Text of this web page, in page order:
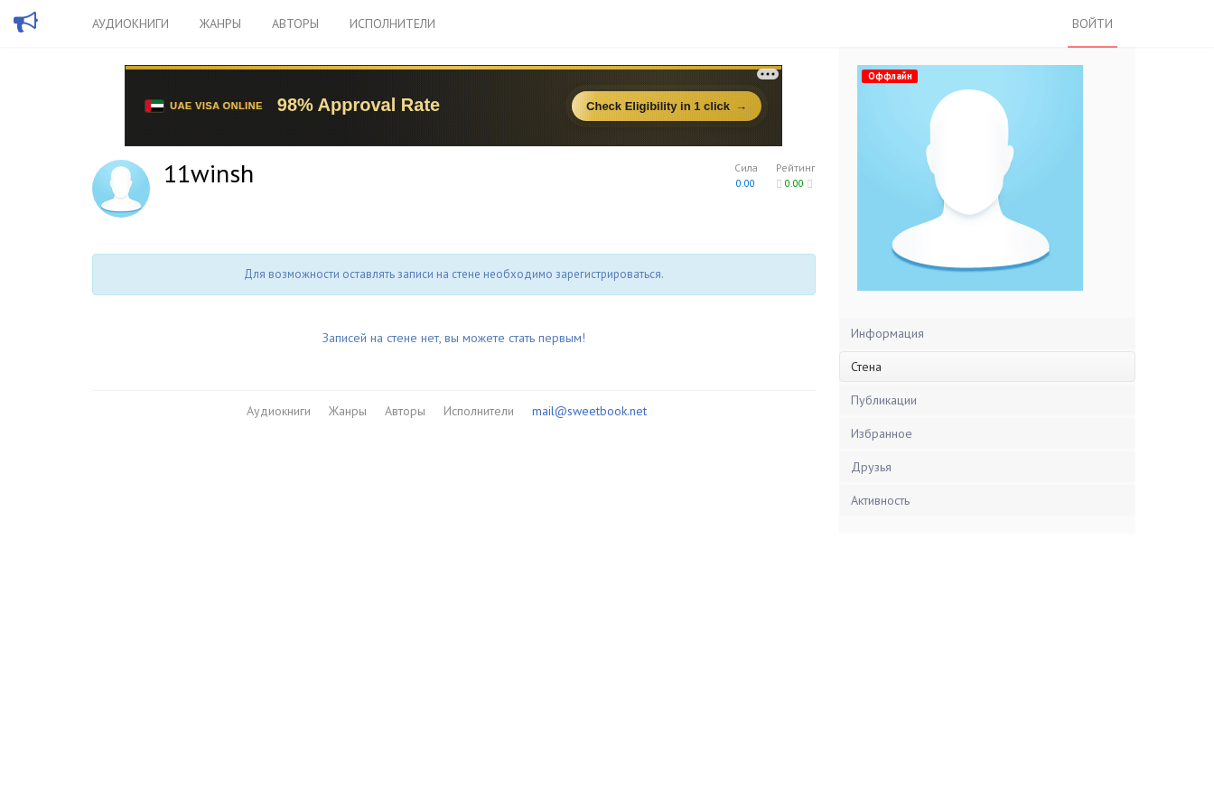
АУДИОКНИГИ ЖАНРЫ АВТОРЫ ИСПОЛНИТЕЛИ ВОЙТИ
Рейтинг
0.00
Сила
0.00
11winsh
Для возможности оставлять записи на стене необходимо зарегистрироваться.
Записей на стене нет, вы можете стать первым!
Аудиокниги Жанры Авторы Исполнители mail@sweetbook.net
Оффлайн
Информация
Стена
Публикации
Избранное
Друзья
Активность